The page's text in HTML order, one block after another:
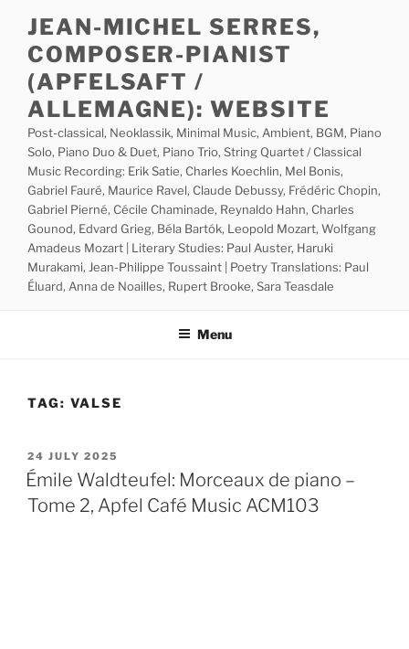
content
JEAN-MICHEL SERRES,
COMPOSER-PIANIST
(APFELSAFT /
ALLEMAGNE): WEBSITE
Post-classical, Neoklassik, Minimal Music, Ambient, BGM, Piano
Solo, Piano Duo & Duet, Piano Trio, String Quartet / Classical
Music Recording: Erik Satie, Charles Koechlin, Mel Bonis,
Gabriel Fauré, Maurice Ravel, Claude Debussy, Frédéric Chopin,
Gabriel Pierné, Cécile Chaminade, Reynaldo Hahn, Charles
Gounod, Edvard Grieg, Béla Bartók, Leopold Mozart, Wolfgang
Amadeus Mozart | Literary Studies: Paul Auster, Haruki
Murakami, Jean-Philippe Toussaint | Poetry Translations: Paul
Éluard, Anna de Noailles, Rupert Brooke, Sara Teasdale
Menu
TAG: VALSE
POSTED
ON
24 JULY 2025
Émile Waldteufel: Morceaux de piano –
Tome 2, Apfel Café Music ACM103